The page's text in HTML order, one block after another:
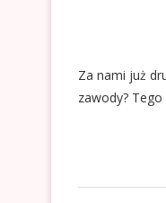
Za nami już
zawody?